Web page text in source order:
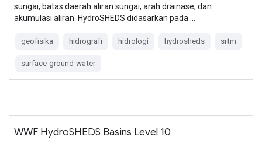
sungai, batas daerah aliran sungai, arah drainase, dan
akumulasi aliran. HydroSHEDS didasarkan pada …
geofisika hidrografi hidrologi hydrosheds srtm
surface-ground-water
WWF HydroSHEDS Basins Level 10